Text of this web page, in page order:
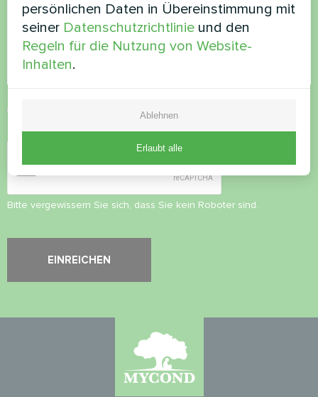
Datenschutzbestimmungen
Sicherheitsüberprüfung*
Bitte vergewissern Sie sich, dass Sie kein Roboter sind.
persönlichen Daten in Übereinstimmung mit
seiner Datenschutzrichtlinie und den
Regeln für die Nutzung von Website-
Inhalten.
Ablehnen
Erlaubt alle